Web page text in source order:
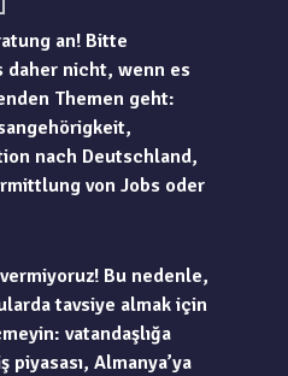
an! Bitte
daher nicht, wenn es
Themen geht:
nach Deutschland,
von Jobs oder
Bu nedenle,
tavsiye almak için
vatandaşlığa
piyasası, Almanya’ya